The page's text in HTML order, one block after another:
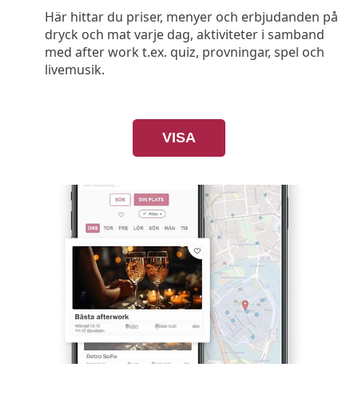
Här hittar du priser, menyer och erbjudanden på
dryck och mat varje dag, aktiviteter i samband
med after work t.ex. quiz, provningar, spel och
livemusik.
VISA